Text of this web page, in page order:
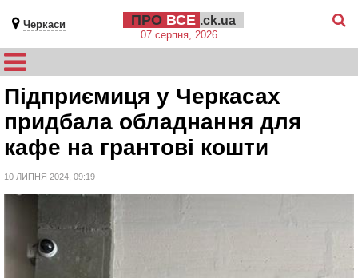
Черкаси ПРО ВСЕ .ck.ua
07 серпня, 2026
Підприємиця у Черкасах
придбала обладнання для
кафе на грантові кошти
10 ЛИПНЯ 2024, 09:19